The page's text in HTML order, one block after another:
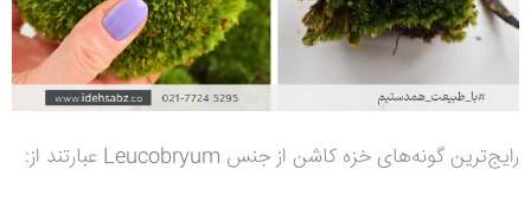
رایج‌ترین گونه‌های خزه کاشن از جنس Leucobryum عبارتند از: